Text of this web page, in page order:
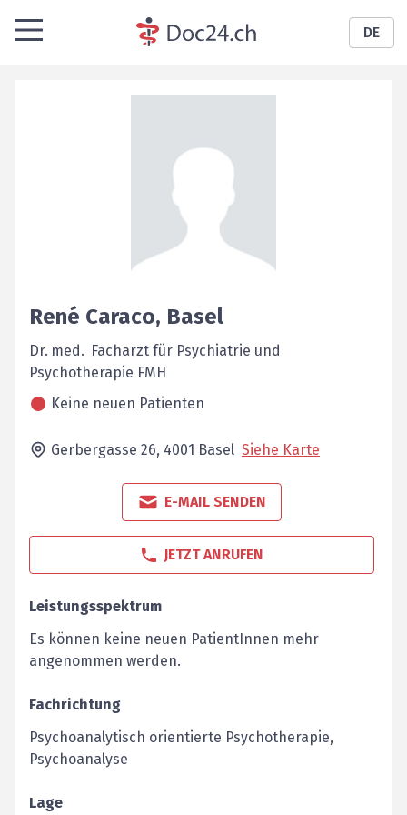
DE
René Caraco, Basel
Dr. med. Facharzt für Psychiatrie und
Psychotherapie FMH
Keine neuen Patienten
Gerbergasse 26, 4001 Basel Siehe Karte
E-MAIL SENDEN
JETZT ANRUFEN
Leistungsspektrum
Es können keine neuen PatientInnen mehr
angenommen werden.
Fachrichtung
Psychoanalytisch orientierte Psychotherapie,
Psychoanalyse
Lage